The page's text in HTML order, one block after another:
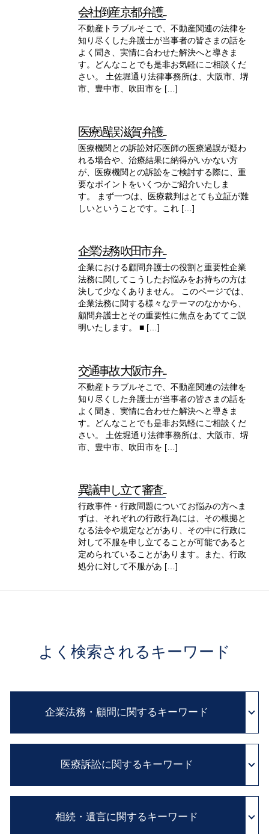
会社倒産 京都 弁護...
不動産トラブルそこで、不動産関連の法律を
知り尽くした弁護士が当事者の皆さまの話を
よく聞き、実情に合わせた解決へと導きま
す。どんなことでも是非お気軽にご相談くだ
さい。 土佐堀通り法律事務所は、大阪市、堺
市、豊中市、吹田市を […]
医療過誤 滋賀 弁護...
医療機関との訴訟対応医師の医療過誤が疑わ
れる場合や、治療結果に納得がいかない方
が、医療機関との訴訟をご検討する際に、重
要なポイントをいくつかご紹介いたしま
す。 まず一つは、医療裁判はとても立証が難
しいということです。これ […]
企業法務 吹田市 弁...
企業における顧問弁護士の役割と重要性企業
法務に関してこうしたお悩みをお持ちの方は
決して少なくありません。 このページでは、
企業法務に関する様々なテーマのなかから、
顧問弁護士とその重要性に焦点をあててご説
明いたします。 ■ […]
交通事故 大阪市 弁...
不動産トラブルそこで、不動産関連の法律を
知り尽くした弁護士が当事者の皆さまの話を
よく聞き、実情に合わせた解決へと導きま
す。どんなことでも是非お気軽にご相談くだ
さい。 土佐堀通り法律事務所は、大阪市、堺
市、豊中市、吹田市を […]
異議 申し立て 審査...
行政事件・行政問題についてお悩みの方へま
ずは、それぞれの行政行為には、その根拠と
なる法令や規定などがあり、その中に行政に
対して不服を申し立てることが可能であると
定められていることがあります。また、行政
処分に対して不服があ […]
よく検索されるキーワード
企業法務・顧問に関するキーワード
企業間 紛争
弁護士 顧問 契約
顧問弁護士 費用
医療訴訟に関するキーワード
証拠保全 申立書
相続・遺言に関するキーワード